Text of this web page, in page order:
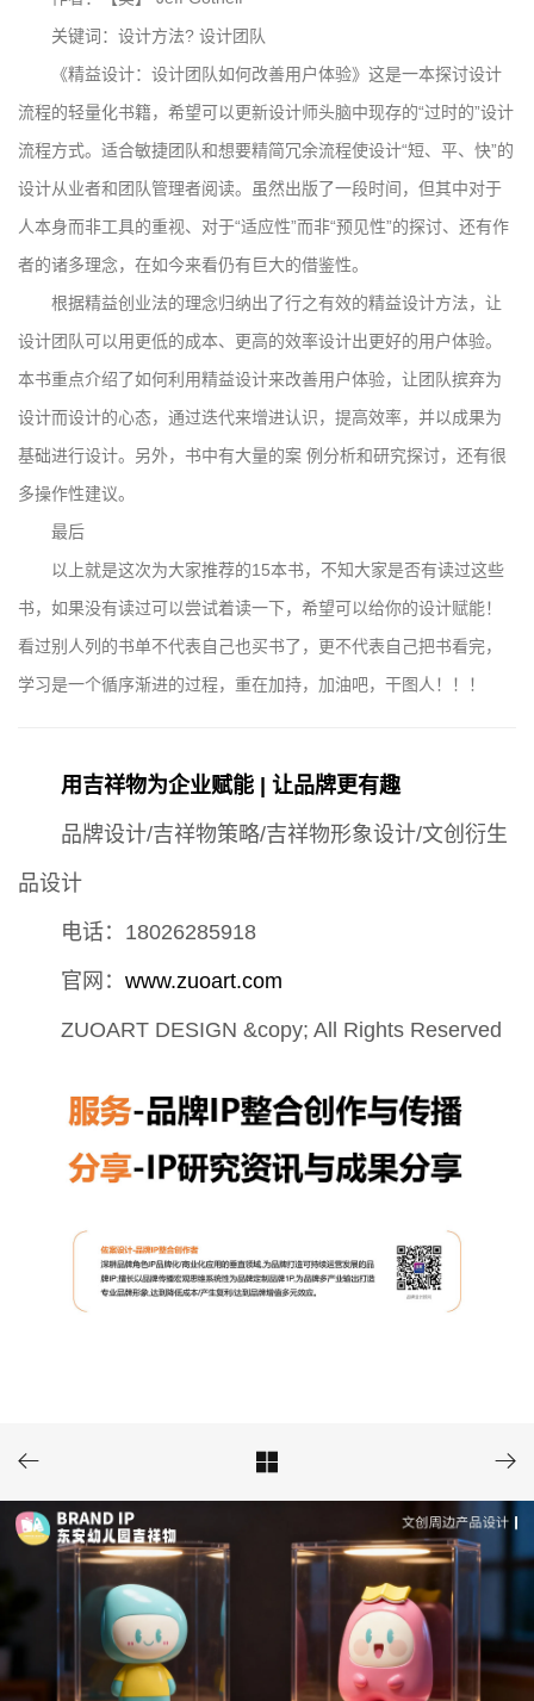
关键词：设计方法? 设计团队
《精益设计：设计团队如何改善用户体验》这是一本探讨设计
流程的轻量化书籍，希望可以更新设计师头脑中现存的“过时的”设计
流程方式。适合敏捷团队和想要精简冗余流程使设计“短、平、快”的
设计从业者和团队管理者阅读。虽然出版了一段时间，但其中对于
人本身而非工具的重视、对于“适应性”而非“预见性”的探讨、还有作
者的诸多理念，在如今来看仍有巨大的借鉴性。
根据精益创业法的理念归纳出了行之有效的精益设计方法，让
设计团队可以用更低的成本、更高的效率设计出更好的用户体验。
本书重点介绍了如何利用精益设计来改善用户体验，让团队摈弃为
设计而设计的心态，通过迭代来增进认识，提高效率，并以成果为
基础进行设计。另外，书中有大量的案 例分析和研究探讨，还有很
多操作性建议。
最后
以上就是这次为大家推荐的15本书，不知大家是否有读过这些
书，如果没有读过可以尝试着读一下，希望可以给你的设计赋能！
看过别人列的书单不代表自己也买书了，更不代表自己把书看完，
学习是一个循序渐进的过程，重在加持，加油吧，干图人！！！
用吉祥物为企业赋能 | 让品牌更有趣
品牌设计/吉祥物策略/吉祥物形象设计/文创衍生
品设计
电话：18026285918
官网： www.zuoart.com
ZUOART DESIGN &copy; All Rights Reserved
  